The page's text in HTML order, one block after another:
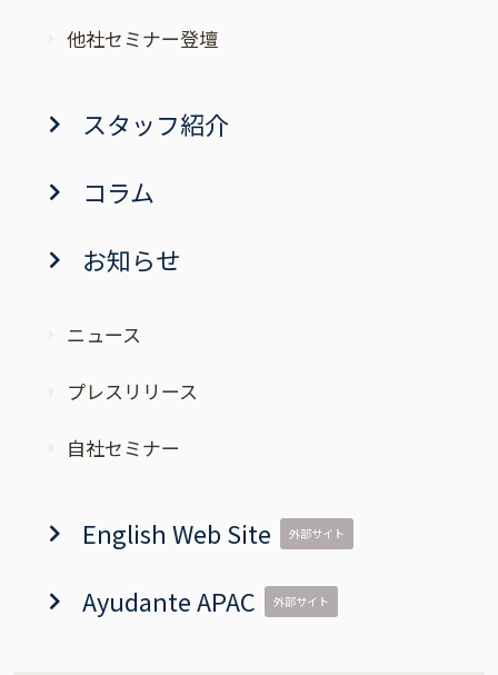
他社セミナー登壇
スタッフ紹介
コラム
お知らせ
ニュース
プレスリリース
自社セミナー
English Web Site 外部サイト
Ayudante APAC 外部サイト